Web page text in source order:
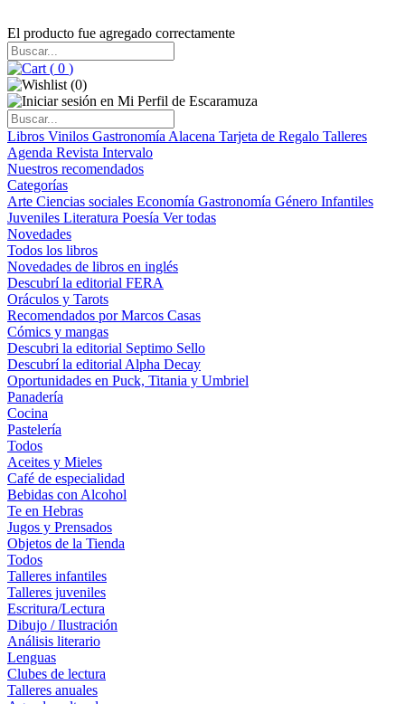
El producto fue agregado correctamente
( 0 )
(0)
Libros Vinilos Gastronomía Alacena Tarjeta de Regalo Talleres
Agenda Revista Intervalo
Nuestros recomendados
Categorías
Arte Ciencias sociales Economía Gastronomía Género Infantiles
Juveniles Literatura Poesía Ver todas
Novedades
Todos los libros
Novedades de libros en inglés
Descubrí la editorial FERA
Oráculos y Tarots
Recomendados por Marcos Casas
Cómics y mangas
Descubri la editorial Septimo Sello
Descubrí la editorial Alpha Decay
Oportunidades en Puck, Titania y Umbriel
Panadería
Cocina
Pastelería
Todos
Aceites y Mieles
Café de especialidad
Bebidas con Alcohol
Te en Hebras
Jugos y Prensados
Objetos de la Tienda
Todos
Talleres infantiles
Talleres juveniles
Escritura/Lectura
Dibujo / Ilustración
Análisis literario
Lenguas
Clubes de lectura
Talleres anuales